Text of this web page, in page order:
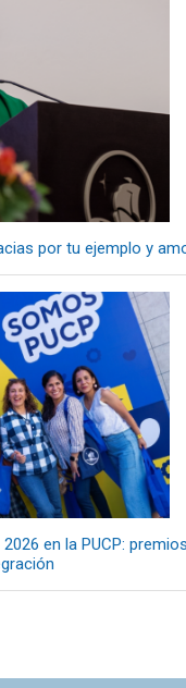
por tu ejemplo y
en la PUCP: